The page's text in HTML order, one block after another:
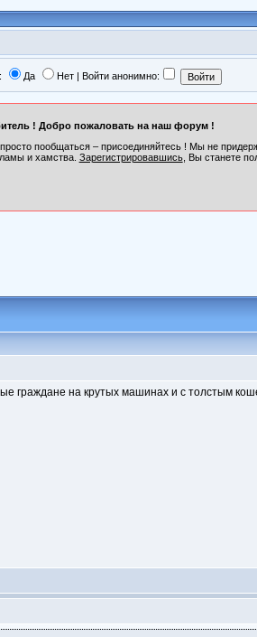
Да Нет | Войти анонимно:
! Добро пожаловать на наш форум !
пообщаться – присоединяйтесь ! Мы не
и хамства. Зарегистрировавшись, Вы станете
граждане на крутых машинах и с толстым